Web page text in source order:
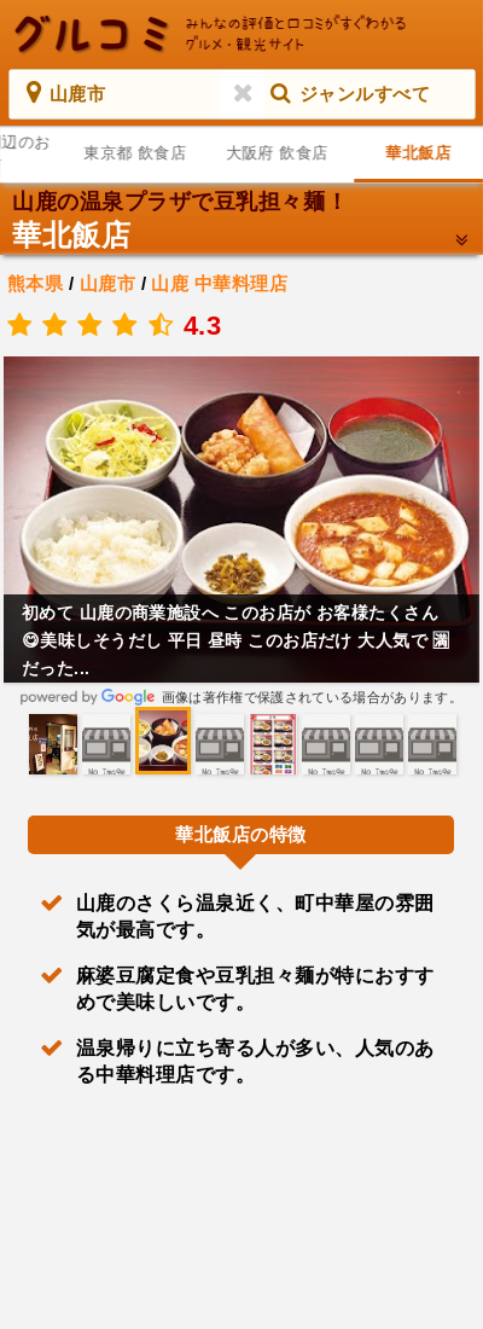
山鹿市 ジャンルすべて
のお
東京都 飲食店 大阪府 飲食店 華北飯店
山鹿の温泉プラザで豆乳担々麺！
華北飯店
熊本県 / 山鹿市 / 山鹿 中華料理店
4.3
初めて 山鹿の商業施設へ このお店が お客様たくさん
😋美味しそうだし 平日 昼時 このお店だけ 大人気で 🈵
だった...
画像は著作権で保護されている場合があります。
華北飯店の特徴
山鹿のさくら温泉近く、町中華屋の雰囲
気が最高です。
麻婆豆腐定食や豆乳担々麺が特におすす
めで美味しいです。
温泉帰りに立ち寄る人が多い、人気のあ
る中華料理店です。